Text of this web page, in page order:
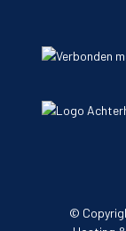
©